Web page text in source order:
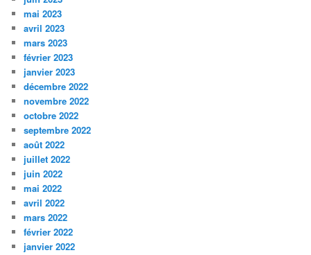
mai 2023
avril 2023
mars 2023
février 2023
janvier 2023
décembre 2022
novembre 2022
octobre 2022
septembre 2022
août 2022
juillet 2022
juin 2022
mai 2022
avril 2022
mars 2022
février 2022
janvier 2022